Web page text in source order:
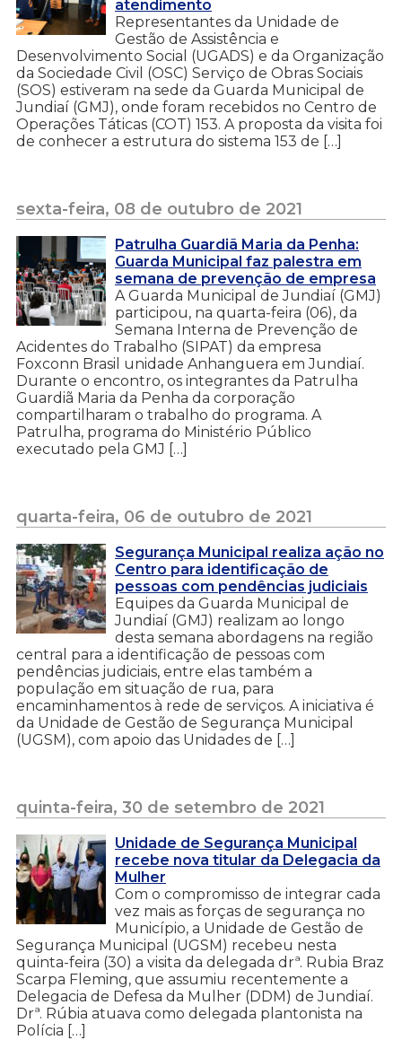
atendimento
Representantes da Unidade de
Gestão de Assistência e
Desenvolvimento Social (UGADS) e da Organização
da Sociedade Civil (OSC) Serviço de Obras Sociais
(SOS) estiveram na sede da Guarda Municipal de
Jundiaí (GMJ), onde foram recebidos no Centro de
Operações Táticas (COT) 153. A proposta da visita foi
de conhecer a estrutura do sistema 153 de […]
sexta-feira, 08 de outubro de 2021
Patrulha Guardiã Maria da Penha:
Guarda Municipal faz palestra em
semana de prevenção de empresa
A Guarda Municipal de Jundiaí (GMJ)
participou, na quarta-feira (06), da
Semana Interna de Prevenção de
Acidentes do Trabalho (SIPAT) da empresa
Foxconn Brasil unidade Anhanguera em Jundiaí.
Durante o encontro, os integrantes da Patrulha
Guardiã Maria da Penha da corporação
compartilharam o trabalho do programa. A
Patrulha, programa do Ministério Público
executado pela GMJ […]
quarta-feira, 06 de outubro de 2021
Segurança Municipal realiza ação no
Centro para identificação de
pessoas com pendências judiciais
Equipes da Guarda Municipal de
Jundiaí (GMJ) realizam ao longo
desta semana abordagens na região
central para a identificação de pessoas com
pendências judiciais, entre elas também a
população em situação de rua, para
encaminhamentos à rede de serviços. A iniciativa é
da Unidade de Gestão de Segurança Municipal
(UGSM), com apoio das Unidades de […]
quinta-feira, 30 de setembro de 2021
Unidade de Segurança Municipal
recebe nova titular da Delegacia da
Mulher
Com o compromisso de integrar cada
vez mais as forças de segurança no
Município, a Unidade de Gestão de
Segurança Municipal (UGSM) recebeu nesta
quinta-feira (30) a visita da delegada drª. Rubia Braz
Scarpa Fleming, que assumiu recentemente a
Delegacia de Defesa da Mulher (DDM) de Jundiaí.
Drª. Rúbia atuava como delegada plantonista na
Polícia […]